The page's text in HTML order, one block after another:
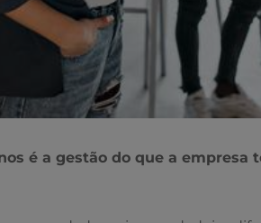
é a gestão do que a empresa